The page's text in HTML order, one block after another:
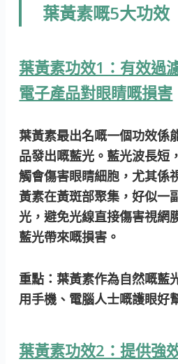
葉黃素嘅5大功效
葉黃素功效1：有效過
電子產品對眼睛嘅損害
葉黃素最出名嘅一個功效係
品發出嘅藍光。藍光波長短
觸會傷害眼睛細胞，尤其係
黃素在黃斑部聚集，好似一
光，避免光線直接傷害視網
藍光帶來嘅損害。
重點： 葉黃素作為自然嘅藍
用手機、電腦人士嘅護眼好
葉黃素功效2：提供強